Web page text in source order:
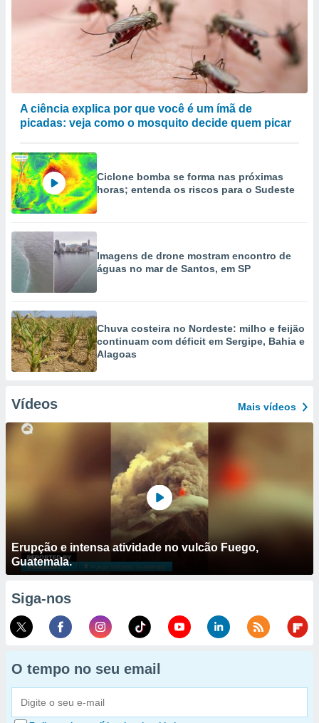
A ciência explica por que você é um ímã de
picadas: veja como o mosquito decide quem picar
Ciclone bomba se forma nas próximas
horas; entenda os riscos para o Sudeste
Imagens de drone mostram encontro de
águas no mar de Santos, em SP
Chuva costeira no Nordeste: milho e feijão
continuam com déficit em Sergipe, Bahia e
Alagoas
Vídeos Mais vídeos
Erupção e intensa atividade no vulcão Fuego,
Guatemala.
Siga-nos
O tempo no seu email